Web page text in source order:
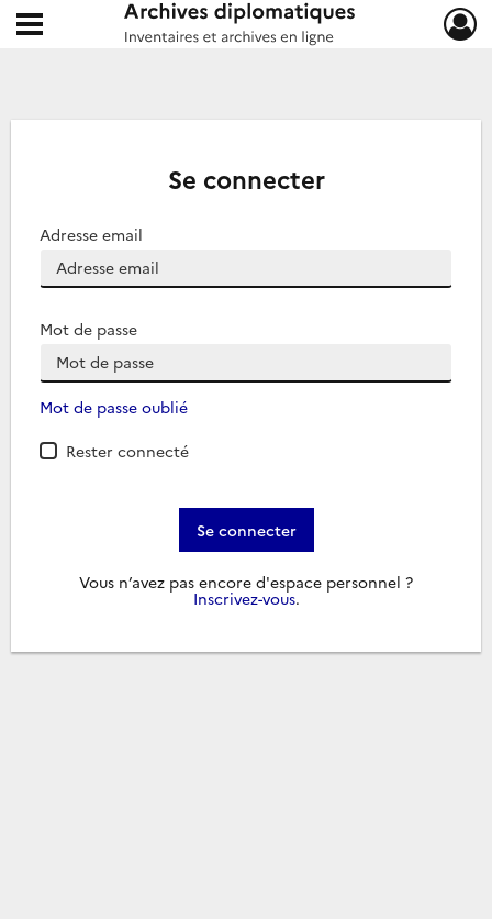
Archives diplomatiques
Ouvrir le menu déroulant
Se connecter
Adresse email
Mot de passe
Mot de passe oublié
Rester connecté
Se connecter
Vous n’avez pas encore d'espace personnel ?
Inscrivez-vous.